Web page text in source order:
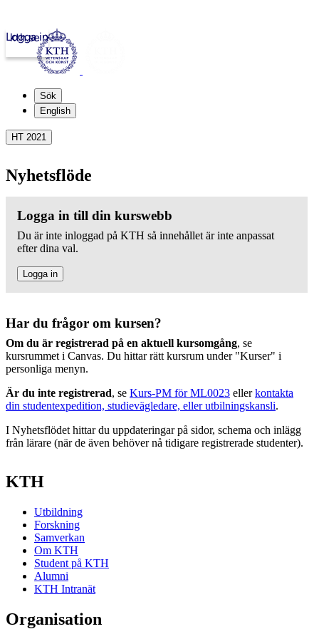
kth.se
Logga in
Sök
English
HT 2021
Nyhetsflöde
Logga in till din kurswebb
Du är inte inloggad på KTH så innehållet är inte anpassat
efter dina val.
Logga in
Har du frågor om kursen?
Om du är registrerad på en aktuell kursomgång, se
kursrummet i Canvas. Du hittar rätt kursrum under "Kurser" i
personliga menyn.
Är du inte registrerad, se Kurs-PM för ML0023 ellerkontakta
din studentexpedition, studievägledare, eller utbilningskansli.
I Nyhetsflödet hittar du uppdateringar på sidor, schema och inlägg
från lärare (när de även behöver nå tidigare registrerade studenter).
KTH
Utbildning
Forskning
Samverkan
Om KTH
Student på KTH
Alumni
KTH Intranät
Organisation